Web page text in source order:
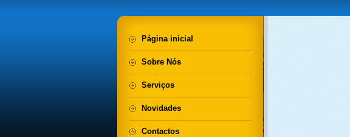
Página inicial
Sobre Nós
Serviços
Novidades
Contactos